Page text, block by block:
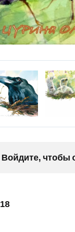
Войдите, чтобы
18